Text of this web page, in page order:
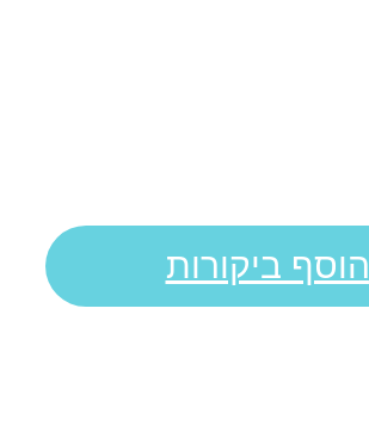
הוסף ביקורות